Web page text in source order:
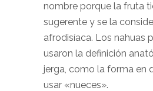
nombre porque la fruta
sugerente y se la
afrodisíaca. Los nahuas
usaron la definición
jerga, como la forma en
usar «nueces».